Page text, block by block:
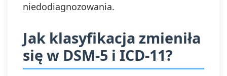
niedodiagnozowania.
Jak klasyfikacja zmieniła
się w DSM‑5 i ICD‑11?